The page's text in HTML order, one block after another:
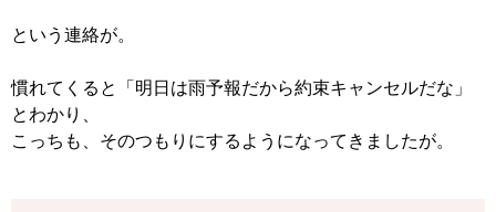
という連絡が。
慣れてくると「明日は雨予報だから約束キャンセルだな」
とわかり、
こっちも、そのつもりにするようになってきましたが。